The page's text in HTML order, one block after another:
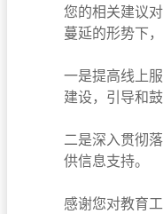
您的相关建议
蔓延的形势下
一是提高线上
建设，引导和
二是深入贯彻
供信息支持。
感谢您对教育